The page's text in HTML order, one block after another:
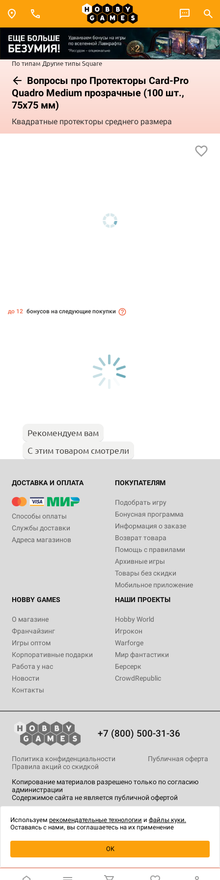
По типам Другие типы Square
Вопросы про Протекторы Card-Pro
Quadro Medium прозрачные (100 шт.,
75x75 мм)
Квадратные протекторы среднего размера
Купить
до 12 бонусов на следующие покупки
Рекомендуем вам
С этим товаром смотрели
ДОСТАВКА И ОПЛАТА
Способы оплаты
Службы доставки
Адреса магазинов
ПОКУПАТЕЛЯМ
Подобрать игру
Бонусная программа
Информация о заказе
Возврат товара
Помощь с правилами
Архивные игры
Товары без скидки
Мобильное приложение
HOBBY GAMES
О магазине
Франчайзинг
Игры оптом
Корпоративные подарки
Работа у нас
Новости
Контакты
НАШИ ПРОЕКТЫ
Hobby World
Игрокон
Warforge
Мир фантастики
Берсерк
CrowdRepublic
+7 (800) 500-31-36
Копирование материалов разрешено только по согласию
администрации
Содержимое сайта не является публичной офертой
Политика конфиденциальности
Публичная оферта
Правила акций со скидкой
технологии.
Используем рекомендательные технологии и файлы куки.
Оставаясь с нами, вы соглашаетесь на их применение
OK